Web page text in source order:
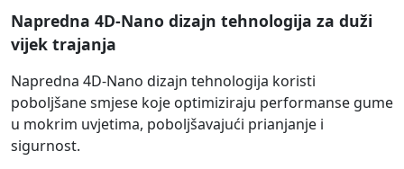
Napredna 4D-Nano dizajn tehnologija za duži
vijek trajanja
Napredna 4D-Nano dizajn tehnologija koristi
poboljšane smjese koje optimiziraju performanse gume
u mokrim uvjetima, poboljšavajući prianjanje i
sigurnost.